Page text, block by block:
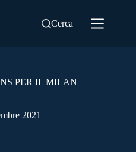
Cerca
PER IL MILAN
2021